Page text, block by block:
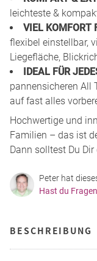
leichteste &
VIEL KOMFORT
flexibel einstellbar,
Liegefläche,
IDEAL FÜR
pannensicheren All
auf fast alles
Hochwertige und
Familien – das ist
Dann solltest Du
Peter hat
Hast du
BESCHREIBUNG